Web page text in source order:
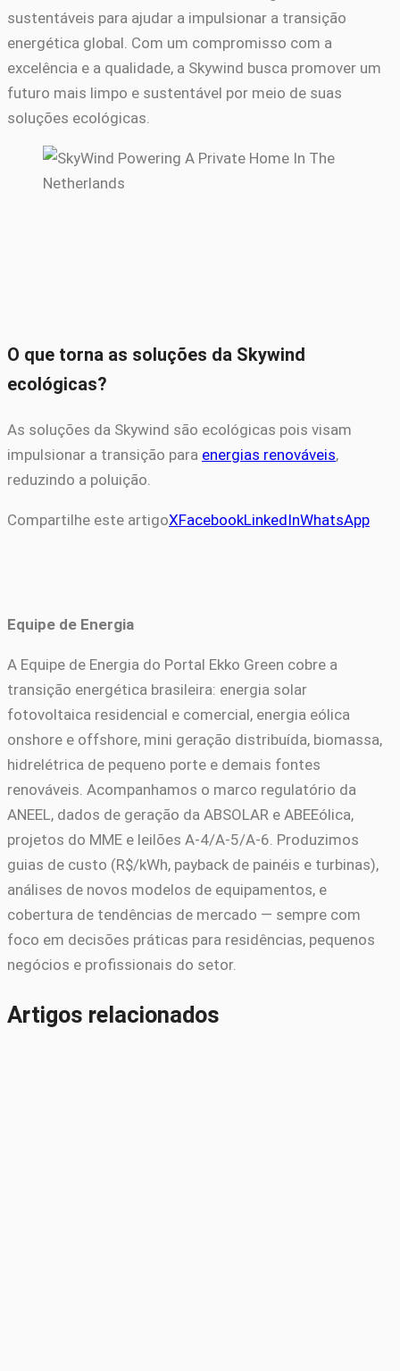
sustentáveis para ajudar a impulsionar a transição
energética global. Com um compromisso com a
excelência e a qualidade, a Skywind busca promover um
futuro mais limpo e sustentável por meio de suas
soluções ecológicas.
O que torna as soluções da Skywind
ecológicas?
As soluções da Skywind são ecológicas pois visam
impulsionar a transição para energias renováveis,
reduzindo a poluição.
Compartilhe este artigoXFacebookLinkedInWhatsApp
Equipe de Energia
A Equipe de Energia do Portal Ekko Green cobre a
transição energética brasileira: energia solar
fotovoltaica residencial e comercial, energia eólica
onshore e offshore, mini geração distribuída, biomassa,
hidrelétrica de pequeno porte e demais fontes
renováveis. Acompanhamos o marco regulatório da
ANEEL, dados de geração da ABSOLAR e ABEEólica,
projetos do MME e leilões A-4/A-5/A-6. Produzimos
guias de custo (R$/kWh, payback de painéis e turbinas),
análises de novos modelos de equipamentos, e
cobertura de tendências de mercado — sempre com
foco em decisões práticas para residências, pequenos
negócios e profissionais do setor.
Artigos relacionados